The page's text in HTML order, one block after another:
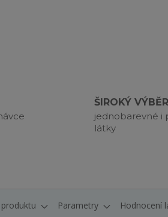
ŠIROKÝ VÝBĚR
jednobarevné i
látky
Parametry Hodnocení